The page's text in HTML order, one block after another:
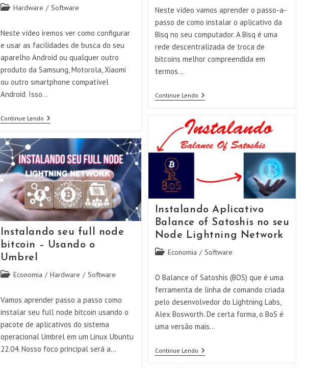
post:
Neste vídeo vamos aprender o passo-a-
passo de como instalar o aplicativo da
Bisq no seu computador. A Bisq é uma
rede descentralizada de troca de
bitcoins melhor compreendida em
termos…
Continue LendoInstalando
O
Bisq
–
Corretora
Descentralizada
Categoria
post:
Hardware / Software
Neste vídeo iremos ver como configurar
e usar as facilidades de busca do seu
aparelho Android ou qualquer outro
produto da Samsung, Motorola, Xiaomi
ou outro smartphone compatível
Android. Isso…
Continue LendoUsando
A
Android
E
Protegendo
Os
Dados
Em
Caso
De
Perda/furto/roubo
Instalando Aplicativo
Balance of Satoshis no seu
Node Lightning Network
Categoria
post:
Economia / Software
O Balance of Satoshis (BOS) que é uma
ferramenta de linha de comando criada
pelo desenvolvedor do Lightning Labs,
Alex Bosworth. De certa forma, o BoS é
uma versão mais…
Continue LendoInstalando
Aplicativo
Instalando seu full node
bitcoin – Usando o
Umbrel
Categoria
post:
Economia / Hardware / Software
Vamos aprender passo a passo como
instalar seu full node bitcoin usando o
pacote de aplicativos do sistema
operacional Umbrel em um Linux Ubuntu
22.04. Nosso foco principal será a…